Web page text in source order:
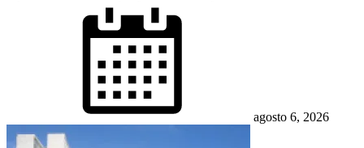
agosto 6, 2026